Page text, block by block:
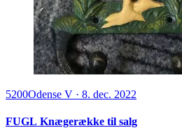
5200Odense V · 8. dec. 2022
FUGL Knægerække til salg